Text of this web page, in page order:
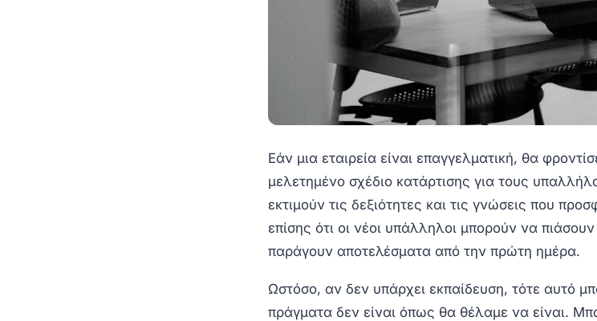
Εάν μια εταιρεία είναι επαγγελματική, θα
μελετημένο σχέδιο κατάρτισης για τους
εκτιμούν τις δεξιότητες και τις γνώσεις που
επίσης ότι οι νέοι υπάλληλοι μπορούν να
παράγουν αποτελέσματα από την πρώτη ημέρα.
Ωστόσο, αν δεν υπάρχει εκπαίδευση, τότε αυτό
πράγματα δεν είναι όπως θα θέλαμε να είναι.